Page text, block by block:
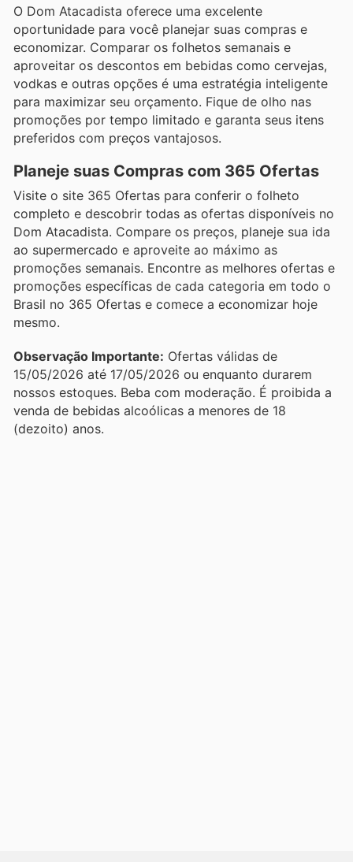
O Dom Atacadista oferece uma excelente
oportunidade para você planejar suas compras e
economizar. Comparar os folhetos semanais e
aproveitar os descontos em bebidas como cervejas,
vodkas e outras opções é uma estratégia inteligente
para maximizar seu orçamento. Fique de olho nas
promoções por tempo limitado e garanta seus itens
preferidos com preços vantajosos.
Planeje suas Compras com 365 Ofertas
Visite o site 365 Ofertas para conferir o folheto
completo e descobrir todas as ofertas disponíveis no
Dom Atacadista. Compare os preços, planeje sua ida
ao supermercado e aproveite ao máximo as
promoções semanais. Encontre as melhores ofertas e
promoções específicas de cada categoria em todo o
Brasil no 365 Ofertas e comece a economizar hoje
mesmo.
Observação Importante: Ofertas válidas de
15/05/2026 até 17/05/2026 ou enquanto durarem
nossos estoques. Beba com moderação. É proibida a
venda de bebidas alcoólicas a menores de 18
(dezoito) anos.